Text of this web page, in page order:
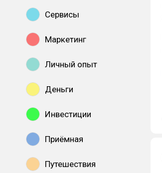
Сервисы
Маркетинг
Личный опыт
Деньги
Инвестиции
Приёмная
Путешествия